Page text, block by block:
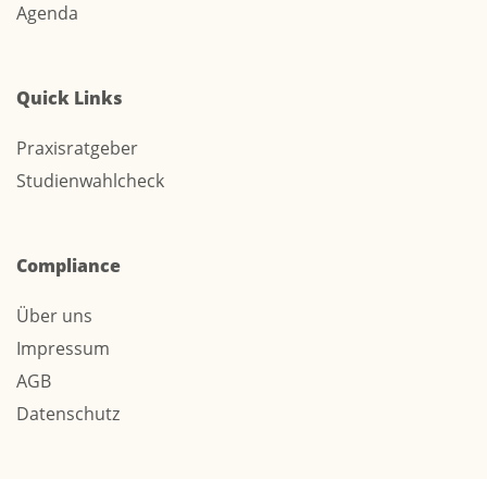
Agenda
Quick Links
Praxisratgeber
Studienwahlcheck
Compliance
Über uns
Impressum
AGB
Datenschutz